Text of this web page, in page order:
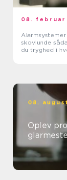
08. februar
Alarmsystemer
skovlunde sådan skaber
du tryghed i
08.
Oplev